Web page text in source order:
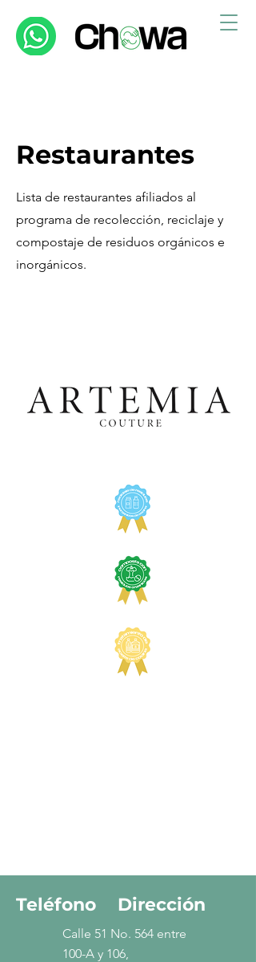
Restaurantes
Lista de restaurantes afiliados al
programa de recolección, reciclaje y
compostaje de residuos orgánicos e
inorgánicos.
Teléfono Dirección
Calle 51 No. 564 entre
100-A y 106,